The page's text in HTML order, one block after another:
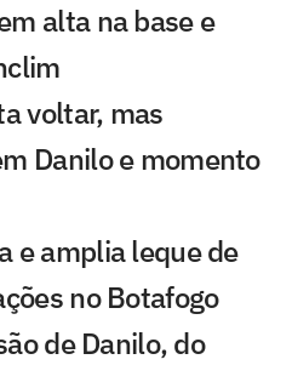
alta na base e
voltar, mas
Danilo e momento
e amplia leque de
no Botafogo
de Danilo, do